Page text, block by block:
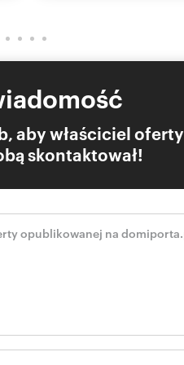
aby właściciel oferty
skontaktował!